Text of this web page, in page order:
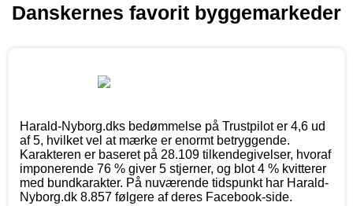
Danskernes favorit byggemarkeder
Harald-Nyborg.dks bedømmelse på Trustpilot er 4,6 ud
af 5, hvilket vel at mærke er enormt betryggende.
Karakteren er baseret på 28.109 tilkendegivelser, hvoraf
imponerende 76 % giver 5 stjerner, og blot 4 % kvitterer
med bundkarakter. På nuværende tidspunkt har Harald-
Nyborg.dk 8.857 følgere af deres Facebook-side.